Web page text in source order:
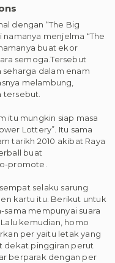
dengan “The Big
menjelma “The
buat ekor
semoga.Tersebut
dalam enam
melambung,
itu mungkin siap masa
Lottery”. Itu sama
tarikh 2010 akibat Raya
buat
promote.
selaku sarung
kartu itu. Berikut untuk
sama mempunyai suara
kemudian, homo
per yaitu letak yang
dekat pinggiran perut
berparak dengan per